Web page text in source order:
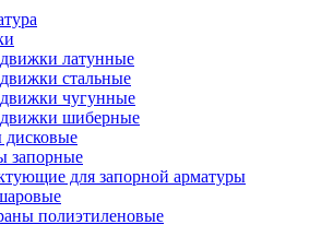
латунные
стальные
чугунные
шиберные
дисковые
запорные
для запорной арматуры
полиэтиленовые